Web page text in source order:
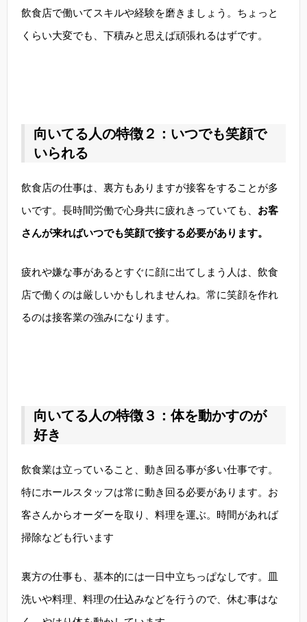
飲食店で働いてスキルや経験を磨きましょう。ちょっと
くらい大変でも、下積みと思えば頑張れるはずです。
向いてる人の特徴２：いつでも笑顔で
いられる
飲食店の仕事は、裏方もありますが接客をすることが多
いです。長時間労働で心身共に疲れきっていても、 お客
さんが来ればいつでも笑顔で接する必要があります。
疲れや嫌な事があるとすぐに顔に出てしまう人は、飲食
店で働くのは厳しいかもしれませんね。常に笑顔を作れ
るのは接客業の強みになります。
向いてる人の特徴３：体を動かすのが
好き
飲食業は立っていること、動き回る事が多い仕事です。
特にホールスタッフは常に動き回る必要があります。お
客さんからオーダーを取り、料理を運ぶ。時間があれば
掃除なども行います
裏方の仕事も、基本的には一日中立ちっぱなしです。皿
洗いや料理、料理の仕込みなどを行うので、休む事はな